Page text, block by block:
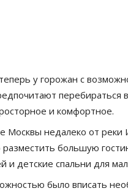
у горожан с
перебираться
и комфортное.
Москвы недалеко от
большую
детские спальни для
было вписать